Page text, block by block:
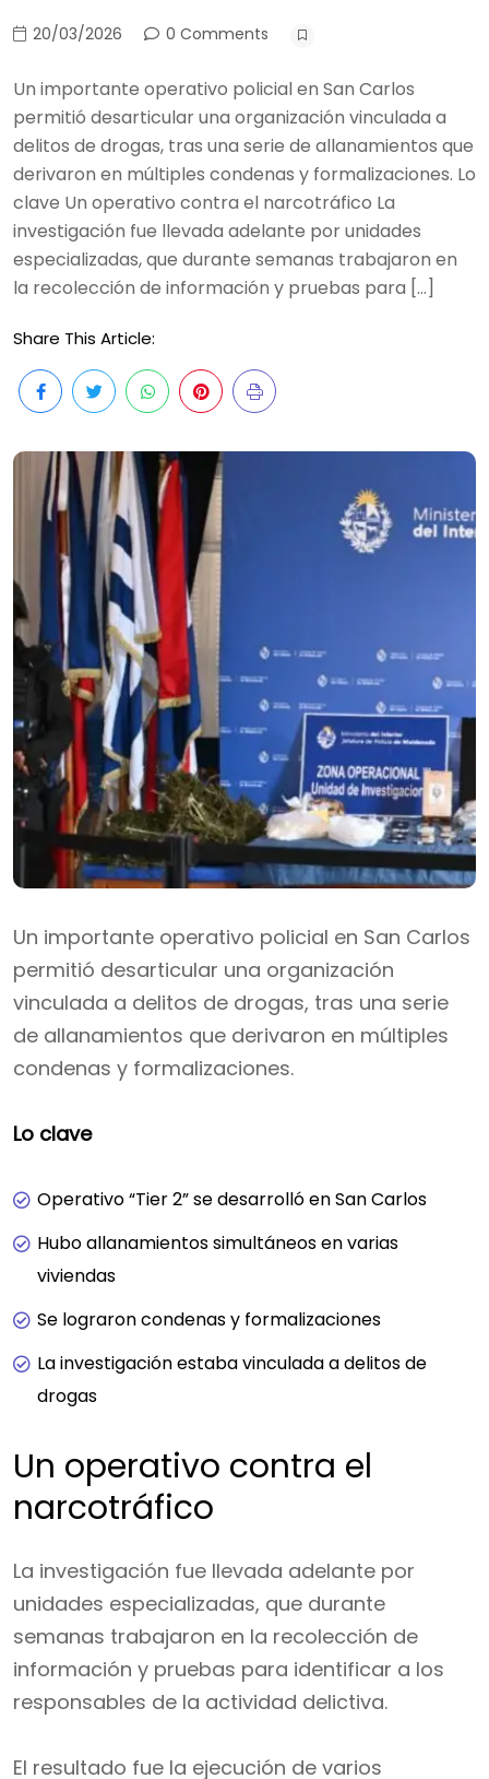
20/03/2026 0 Comments
Un importante operativo policial en San Carlos
permitió desarticular una organización vinculada a
delitos de drogas, tras una serie de allanamientos que
derivaron en múltiples condenas y formalizaciones. Lo
clave Un operativo contra el narcotráfico La
investigación fue llevada adelante por unidades
especializadas, que durante semanas trabajaron en
la recolección de información y pruebas para […]
Share This Article:
Un importante operativo policial en San Carlos
permitió desarticular una organización
vinculada a delitos de drogas, tras una serie
de allanamientos que derivaron en múltiples
condenas y formalizaciones.
Lo clave
Operativo “Tier 2” se desarrolló en San Carlos
Hubo allanamientos simultáneos en varias
viviendas
Se lograron condenas y formalizaciones
La investigación estaba vinculada a delitos de
drogas
Un operativo contra el
narcotráfico
La investigación fue llevada adelante por
unidades especializadas, que durante
semanas trabajaron en la recolección de
información y pruebas para identificar a los
responsables de la actividad delictiva.
El resultado fue la ejecución de varios